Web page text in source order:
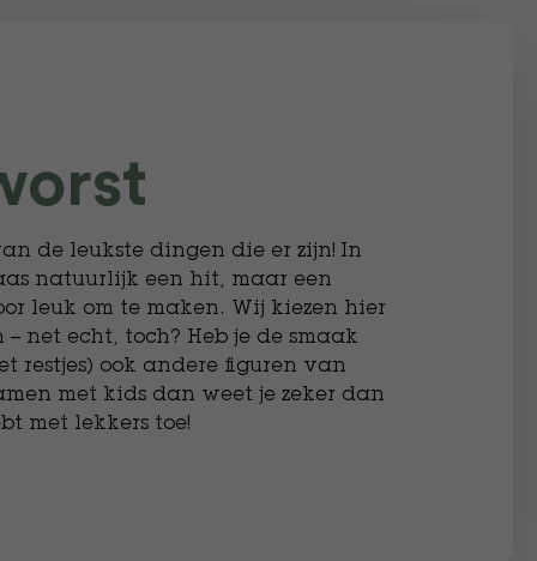
de leukste dingen die er zijn! In
natuurlijk een hit, maar een
leuk om te maken. Wij kiezen hier
net echt, toch? Heb je de smaak
restjes) ook andere figuren van
met kids dan weet je zeker dan
met lekkers toe!